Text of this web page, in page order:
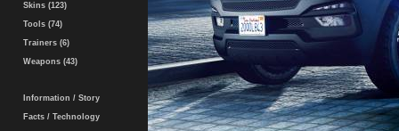
Skins (123)
Tools (74)
Trainers (6)
Weapons (43)
Information / Story
Facts / Technology